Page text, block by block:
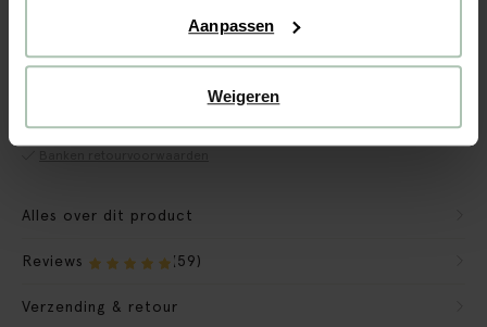
Aanpassen
Weigeren
CBW garantie
We maken de bank gebruiksklaar
Verpakkingsmateriaal nemen we mee
Alles over dit product
Reviews (59)
Verzending & retour